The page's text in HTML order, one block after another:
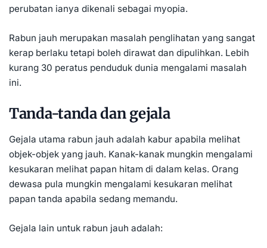
perubatan ianya dikenali sebagai myopia.
Rabun jauh merupakan masalah penglihatan yang sangat
kerap berlaku tetapi boleh dirawat dan dipulihkan. Lebih
kurang 30 peratus penduduk dunia mengalami masalah
ini.
Tanda-tanda dan gejala
Gejala utama rabun jauh adalah kabur apabila melihat
objek-objek yang jauh. Kanak-kanak mungkin mengalami
kesukaran melihat papan hitam di dalam kelas. Orang
dewasa pula mungkin mengalami kesukaran melihat
papan tanda apabila sedang memandu.
Gejala lain untuk rabun jauh adalah: